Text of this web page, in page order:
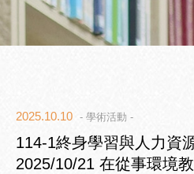
2025.10.10 - 學術活動 -
114-1終身學習與人力資
2025/10/21 在從事環境